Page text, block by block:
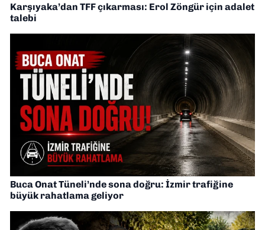
Karşıyaka’dan TFF çıkarması: Erol Zöngür için adalet
talebi
Buca Onat Tüneli’nde sona doğru: İzmir trafiğine
büyük rahatlama geliyor